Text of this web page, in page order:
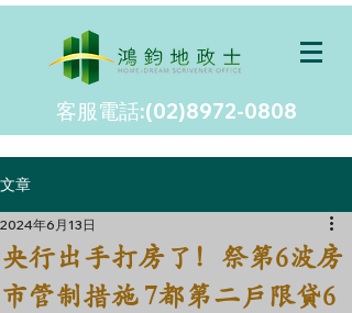
客服電話:(02)8972-0808
文章
央行出手打房了！祭第6波房
市管制措施 7都第二戶限貸6
2024年6月13日